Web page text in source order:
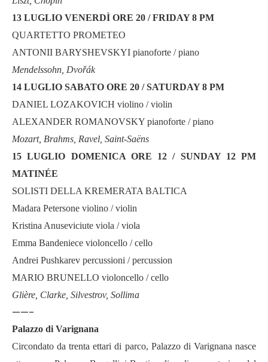
13 LUGLIO VENERDÌ ORE 20 / FRIDAY 8 PM
QUARTETTO PROMETEO
ANTONII BARYSHEVSKYI pianoforte / piano
Mendelssohn, Dvořák
14 LUGLIO SABATO ORE 20 / SATURDAY 8 PM
DANIEL LOZAKOVICH violino / violin
ALEXANDER ROMANOVSKY pianoforte / piano
Mozart, Brahms, Ravel, Saint-Saëns
15 LUGLIO DOMENICA ORE 12 / SUNDAY 12 PM
MATINÉE
SOLISTI DELLA KREMERATA BALTICA
Madara Petersone violino / violin
Kristina Anuseviciute viola / viola
Emma Bandeniece violoncello / cello
Andrei Pushkarev percussioni / percussion
MARIO BRUNELLO violoncello / cello
Glière, Clarke, Silvestrov, Sollima
——-
Palazzo di Varignana
Circondato da trenta ettari di parco, Palazzo di Varignana nasce